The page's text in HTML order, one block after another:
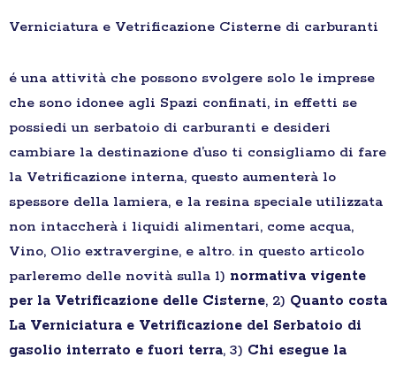
Verniciatura e Vetrificazione Cisterne di carburanti
é una attività che possono svolgere solo le imprese
che sono idonee agli Spazi confinati, in effetti se
possiedi un serbatoio di carburanti e desideri
cambiare la destinazione d’uso ti consigliamo di fare
la Vetrificazione interna, questo aumenterà lo
spessore della lamiera, e la resina speciale utilizzata
non intaccherà i liquidi alimentari, come acqua,
Vino, Olio extravergine, e altro. in questo articolo
parleremo delle novità sulla 1) normativa vigente
per la Vetrificazione delle Cisterne, 2) Quanto costa
La Verniciatura e Vetrificazione del Serbatoio di
gasolio interrato e fuori terra, 3) Chi esegue la